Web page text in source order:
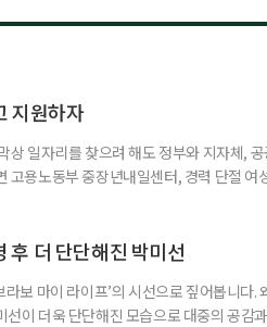
지원하자
상 일자리를 찾으려 해도 정부와 지자체,
고용노동부 중장년내일센터, 경력 단절 여
업지원제도 구직활동이 쉽지 않은 사람을
후 더 단단해진 박미선
보 마이 라이프’의 시선으로 짚어봅니다.
이 더욱 단단해진 모습으로 대중의 공감